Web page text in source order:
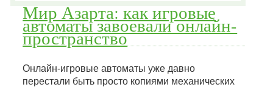
Мир Азарта: как игровые
автоматы завоевали онлайн-
пространство
Онлайн-игровые автоматы уже давно
перестали быть просто копиями механических